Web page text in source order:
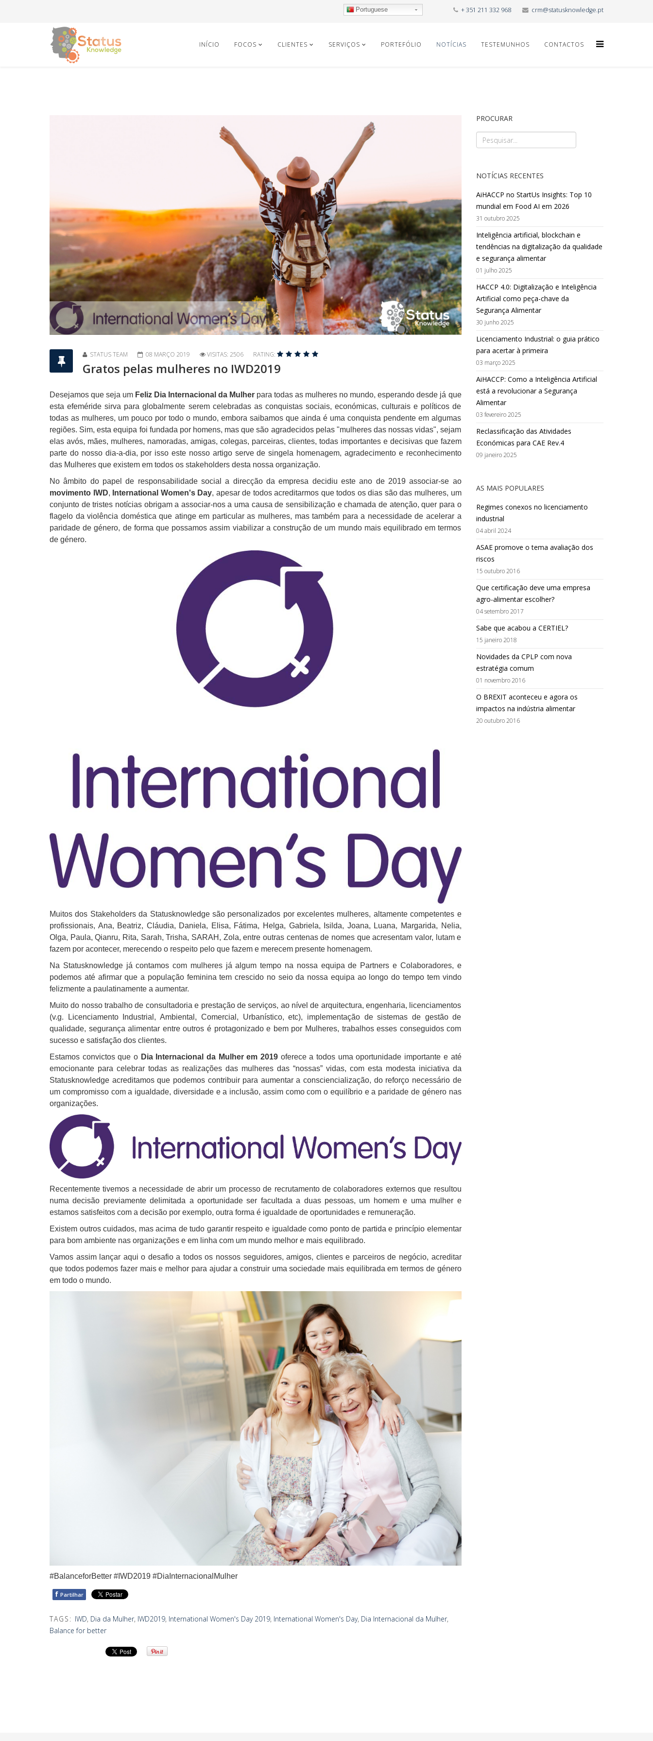
+ 351 211 332 968 crm@statusknowledge.pt
Portuguese
INÍCIO FOCOS CLIENTES SERVIÇOS PORTEFÓLIO NOTÍCIAS TESTEMUNHOS CONTACTOS
STATUS TEAM 08 MARÇO 2019 VISITAS: 2506 RATING:
Gratos pelas mulheres no IWD2019
Desejamos que seja um Feliz Dia Internacional da Mulher para todas as mulheres no mundo, esperando desde já que
esta efeméride sirva para globalmente serem celebradas as conquistas sociais, económicas, culturais e políticos de
todas as mulheres, um pouco por todo o mundo, embora saibamos que ainda é uma conquista pendente em algumas
regiões. Sim, esta equipa foi fundada por homens, mas que são agradecidos pelas "mulheres das nossas vidas", sejam
elas avós, mães, mulheres, namoradas, amigas, colegas, parceiras, clientes, todas importantes e decisivas que fazem
parte do nosso dia-a-dia, por isso este nosso artigo serve de singela homenagem, agradecimento e reconhecimento
das Mulheres que existem em todos os stakeholders desta nossa organização.
No âmbito do papel de responsabilidade social a direcção da empresa decidiu este ano de 2019 associar-se ao
movimento IWD, International Women's Day, apesar de todos acreditarmos que todos os dias são das mulheres, um
conjunto de tristes notícias obrigam a associar-nos a uma causa de sensibilização e chamada de atenção, quer para o
flagelo da violência doméstica que atinge em particular as mulheres, mas também para a necessidade de acelerar a
paridade de género, de forma que possamos assim viabilizar a construção de um mundo mais equilibrado em termos
de género.
Muitos dos Stakeholders da Statusknowledge são personalizados por excelentes mulheres, altamente competentes e
profissionais, Ana, Beatriz, Cláudia, Daniela, Elisa, Fátima, Helga, Gabriela, Isilda, Joana, Luana, Margarida, Nelia,
Olga, Paula, Qianru, Rita, Sarah, Trisha, SARAH, Zola, entre outras centenas de nomes que acresentam valor, lutam e
fazem por acontecer, merecendo o respeito pelo que fazem e merecem presente homenagem.
Na Statusknowledge já contamos com mulheres já algum tempo na nossa equipa de Partners e Colaboradores, e
podemos até afirmar que a população feminina tem crescido no seio da nossa equipa ao longo do tempo tem vindo
felizmente a paulatinamente a aumentar.
Muito do nosso trabalho de consultadoria e prestação de serviços, ao nível de arquitectura, engenharia, licenciamentos
(v.g. Licenciamento Industrial, Ambiental, Comercial, Urbanístico, etc), implementação de sistemas de gestão de
qualidade, segurança alimentar entre outros é protagonizado e bem por Mulheres, trabalhos esses conseguidos com
sucesso e satisfação dos clientes.
Estamos convictos que o Dia Internacional da Mulher em 2019 oferece a todos uma oportunidade importante e até
emocionante para celebrar todas as realizações das mulheres das “nossas” vidas, com esta modesta iniciativa da
Statusknowledge acreditamos que podemos contribuir para aumentar a consciencialização, do reforço necessário de
um compromisso com a igualdade, diversidade e a inclusão, assim como com o equilíbrio e a paridade de género nas
organizações.
Recentemente tivemos a necessidade de abrir um processo de recrutamento de colaboradores externos que resultou
numa decisão previamente delimitada a oportunidade ser facultada a duas pessoas, um homem e uma mulher e
estamos satisfeitos com a decisão por exemplo, outra forma é igualdade de oportunidades e remuneração.
Existem outros cuidados, mas acima de tudo garantir respeito e igualdade como ponto de partida e princípio elementar
para bom ambiente nas organizações e em linha com um mundo melhor e mais equilibrado.
Vamos assim lançar aqui o desafio a todos os nossos seguidores, amigos, clientes e parceiros de negócio, acreditar
que todos podemos fazer mais e melhor para ajudar a construir uma sociedade mais equilibrada em termos de género
em todo o mundo.
#BalanceforBetter #IWD2019 #DiaInternacionalMulher
f Partilhar
TAGS: IWD, Dia da Mulher, IWD2019, International Women's Day 2019, International Women's Day, Dia Internacional da Mulher,
Balance for better
PROCURAR
NOTÍCIAS RECENTES
AiHACCP no StartUs Insights: Top 10
mundial em Food AI em 2026
31 outubro 2025
Inteligência artificial, blockchain e
tendências na digitalização da qualidade
e segurança alimentar
01 julho 2025
HACCP 4.0: Digitalização e Inteligência
Artificial como peça-chave da
Segurança Alimentar
30 junho 2025
Licenciamento Industrial: o guia prático
para acertar à primeira
03 março 2025
AiHACCP: Como a Inteligência Artificial
está a revolucionar a Segurança
Alimentar
03 fevereiro 2025
Reclassificação das Atividades
Económicas para CAE Rev.4
09 janeiro 2025
AS MAIS POPULARES
Regimes conexos no licenciamento
industrial
04 abril 2024
ASAE promove o tema avaliação dos
riscos
15 outubro 2016
Que certificação deve uma empresa
agro-alimentar escolher?
04 setembro 2017
Sabe que acabou a CERTIEL?
15 janeiro 2018
Novidades da CPLP com nova
estratégia comum
01 novembro 2016
O BREXIT aconteceu e agora os
impactos na indústria alimentar
20 outubro 2016